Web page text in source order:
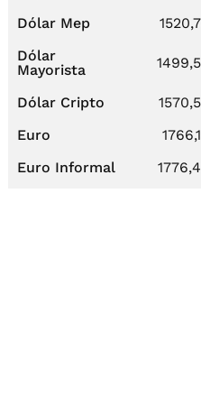
Dólar Mep
Dólar
Mayorista
Dólar Cripto
Euro
Euro Informal